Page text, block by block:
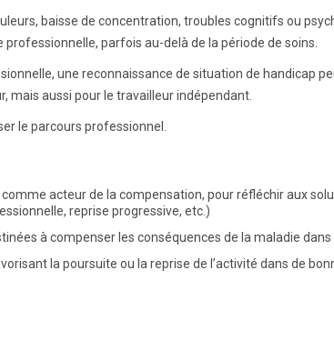
baisse de concentration, troubles cognitifs ou
parfois au-delà de la période de soins.
une reconnaissance de situation de handicap
mais aussi pour le travailleur indépendant.
le parcours professionnel.
comme acteur de la compensation, pour réfléchir aux
reprise progressive, etc.)
à compenser les conséquences de la maladie dans
la poursuite ou la reprise de l’activité dans de